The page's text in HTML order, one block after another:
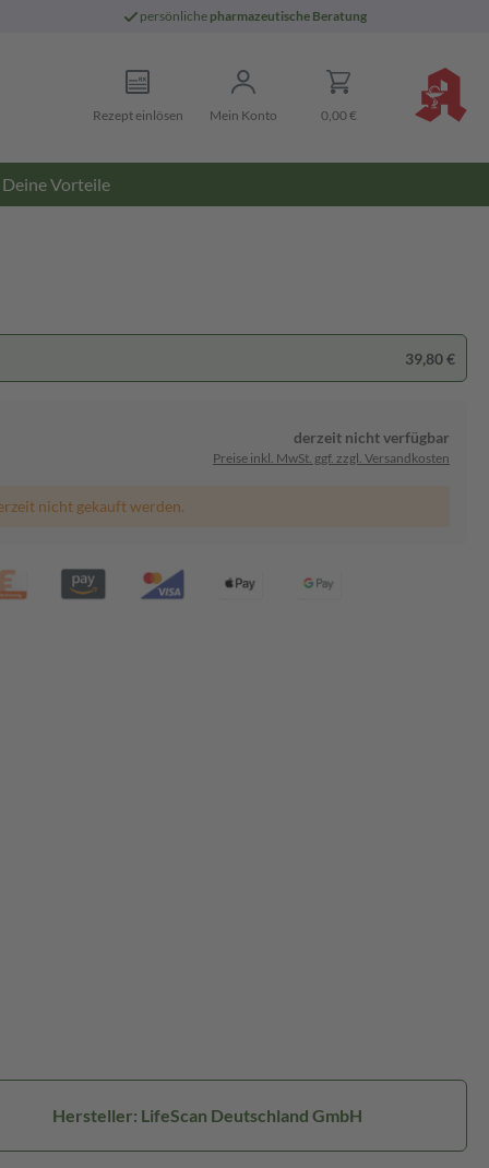
persönliche pharmazeutische Beratung
Rezept einlösen Mein Konto 0,00 €
Deine Vorteile
39,80 €
derzeit nicht verfügbar
Preise inkl. MwSt. ggf. zzgl. Versandkosten
nicht gekauft werden.
Hersteller: LifeScan Deutschland GmbH